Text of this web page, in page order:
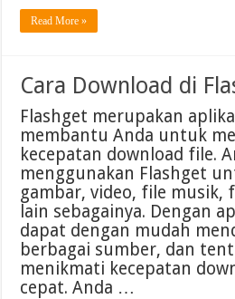
Read More »
Cara Download di
Flashget merupakan
membantu Anda untuk
kecepatan download file.
menggunakan Flashget
gambar, video, file musik,
lain sebagainya. Dengan
dapat dengan mudah
berbagai sumber, dan
menikmati kecepatan
cepat. Anda …